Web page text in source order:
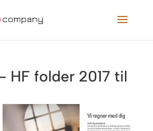
HF folder 2017 til